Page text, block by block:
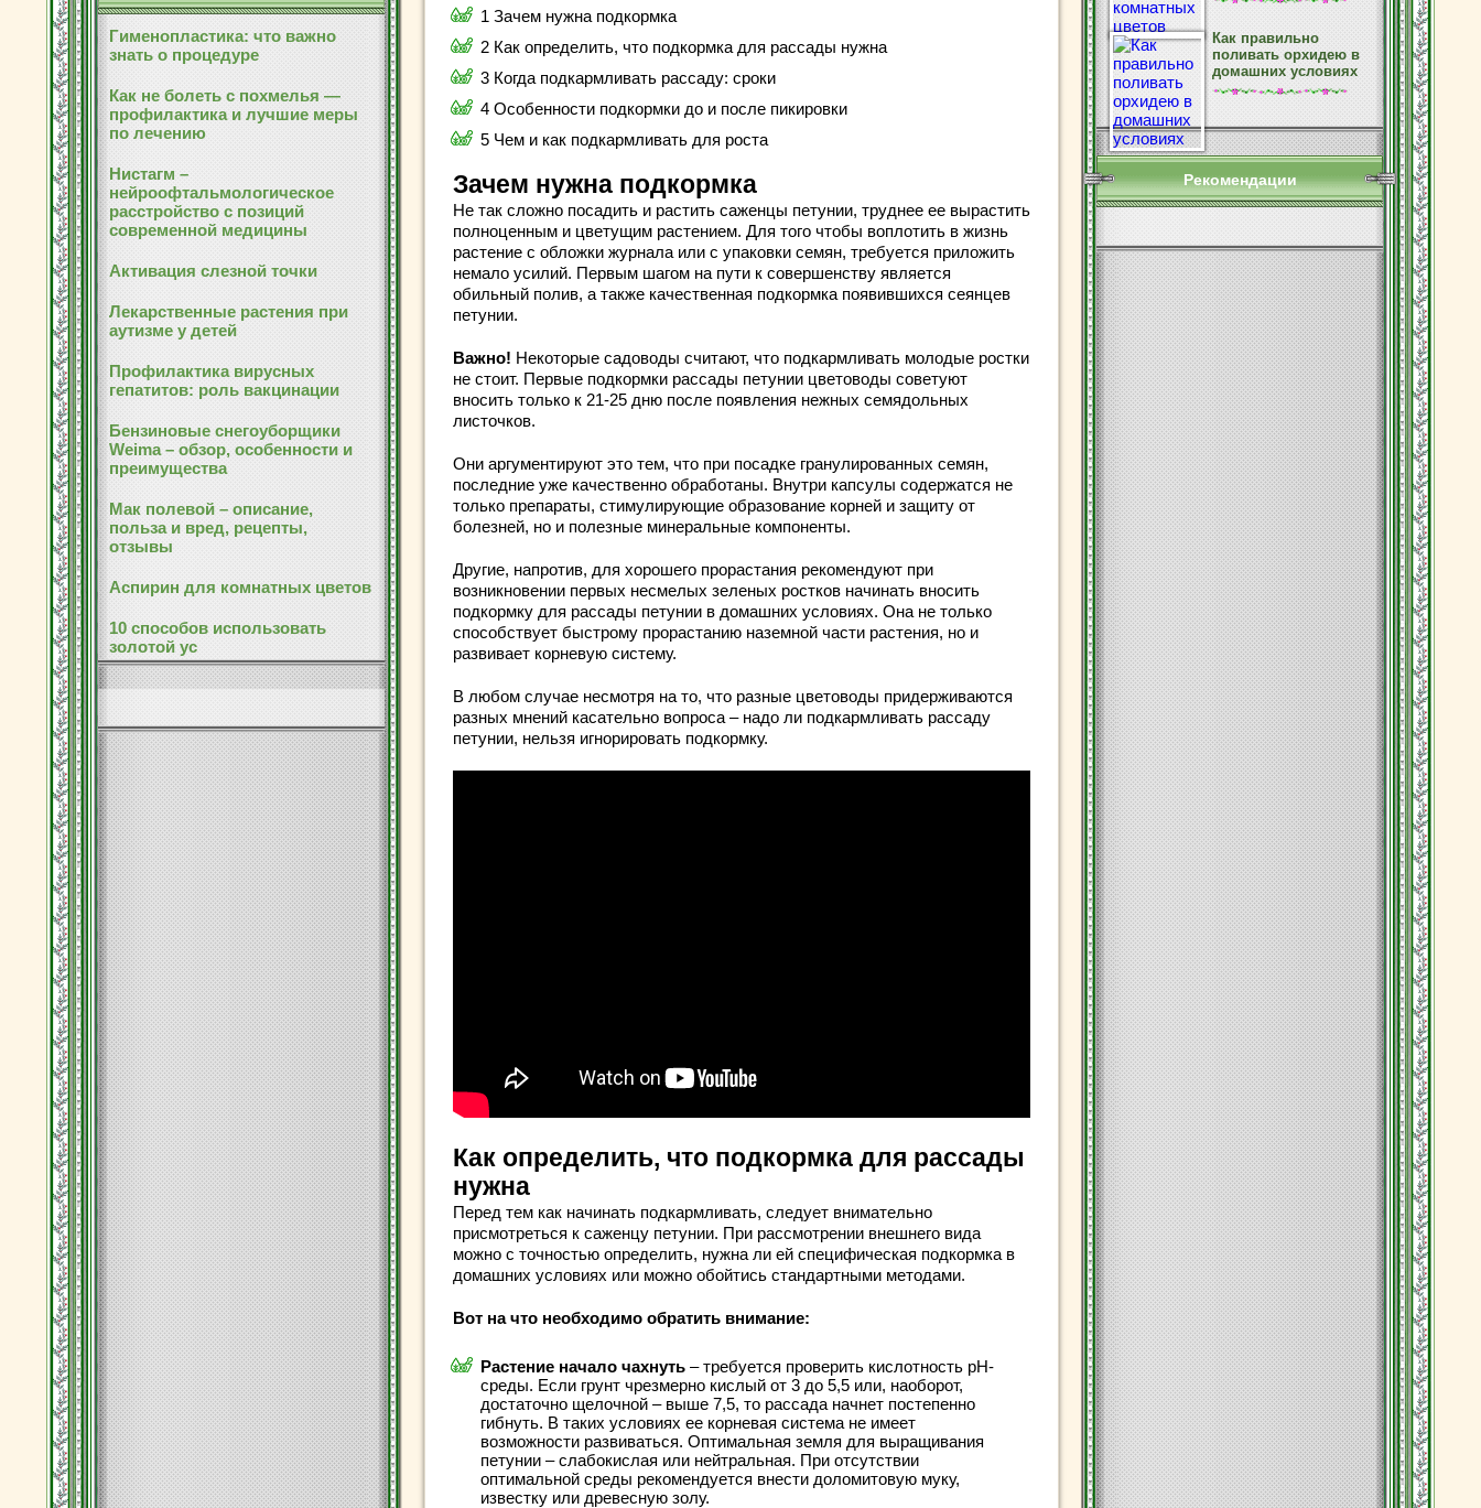
Гименопластика: что важно
знать о процедуре
Как не болеть с похмелья —
профилактика и лучшие меры
по лечению
Нистагм –
нейроофтальмологическое
расстройство с позиций
современной медицины
Активация слезной точки
Лекарственные растения при
аутизме у детей
Профилактика вирусных
гепатитов: роль вакцинации
Бензиновые снегоуборщики
Weima – обзор, особенности и
преимущества
Мак полевой – описание,
польза и вред, рецепты,
отзывы
Аспирин для комнатных цветов
10 способов использовать
золотой ус
1 Зачем нужна подкормка
2 Как определить, что подкормка для рассады нужна
3 Когда подкармливать рассаду: сроки
4 Особенности подкормки до и после пикировки
5 Чем и как подкармливать для роста
Зачем нужна подкормка
Не так сложно посадить и растить саженцы петунии, труднее ее вырастить
полноценным и цветущим растением. Для того чтобы воплотить в жизнь
растение с обложки журнала или с упаковки семян, требуется приложить
немало усилий. Первым шагом на пути к совершенству является
обильный полив, а также качественная подкормка появившихся сеянцев
петунии.
Важно! Некоторые садоводы считают, что подкармливать молодые ростки
не стоит. Первые подкормки рассады петунии цветоводы советуют
вносить только к 21-25 дню после появления нежных семядольных
листочков.
Они аргументируют это тем, что при посадке гранулированных семян,
последние уже качественно обработаны. Внутри капсулы содержатся не
только препараты, стимулирующие образование корней и защиту от
болезней, но и полезные минеральные компоненты.
Другие, напротив, для хорошего прорастания рекомендуют при
возникновении первых несмелых зеленых ростков начинать вносить
подкормку для рассады петунии в домашних условиях. Она не только
способствует быстрому прорастанию наземной части растения, но и
развивает корневую систему.
В любом случае несмотря на то, что разные цветоводы придерживаются
разных мнений касательно вопроса – надо ли подкармливать рассаду
петунии, нельзя игнорировать подкормку.
Как определить, что подкормка для рассады
нужна
Перед тем как начинать подкармливать, следует внимательно
присмотреться к саженцу петунии. При рассмотрении внешнего вида
можно с точностью определить, нужна ли ей специфическая подкормка в
домашних условиях или можно обойтись стандартными методами.
Вот на что необходимо обратить внимание:
Растение начало чахнуть – требуется проверить кислотность рН-
среды. Если грунт чрезмерно кислый от 3 до 5,5 или, наоборот,
достаточно щелочной – выше 7,5, то рассада начнет постепенно
гибнуть. В таких условиях ее корневая система не имеет
возможности развиваться. Оптимальная земля для выращивания
петунии – слабокислая или нейтральная. При отсутствии
оптимальной среды рекомендуется внести доломитовую муку,
известку или древесную золу.
Как правильно
поливать орхидею в
домашних условиях
Рекомендации